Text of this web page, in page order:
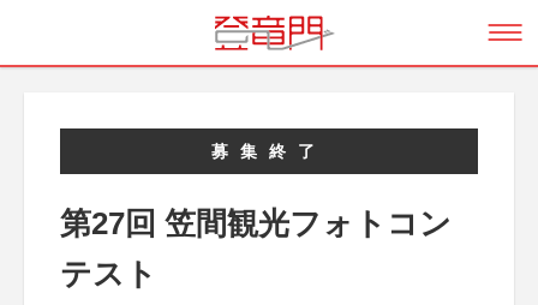
募集終了
第27回 笠間観光フォトコン
テスト